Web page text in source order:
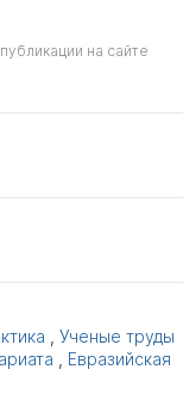
на сайте
Ученые труды
Евразийская